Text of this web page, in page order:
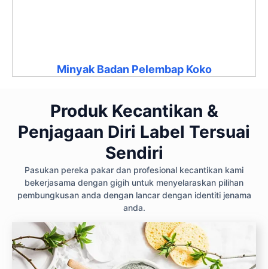
Minyak Badan Pelembap Koko
Produk Kecantikan &
Penjagaan Diri Label Tersuai
Sendiri
Pasukan pereka pakar dan profesional kecantikan kami
bekerjasama dengan gigih untuk menyelaraskan pilihan
pembungkusan anda dengan lancar dengan identiti jenama
anda.